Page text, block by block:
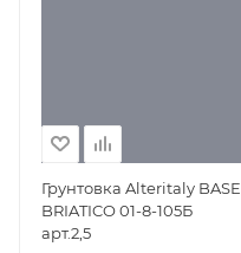
Грунтовка Alteritaly BASE
BRIATICO 01-8-105Б
арт.2,5